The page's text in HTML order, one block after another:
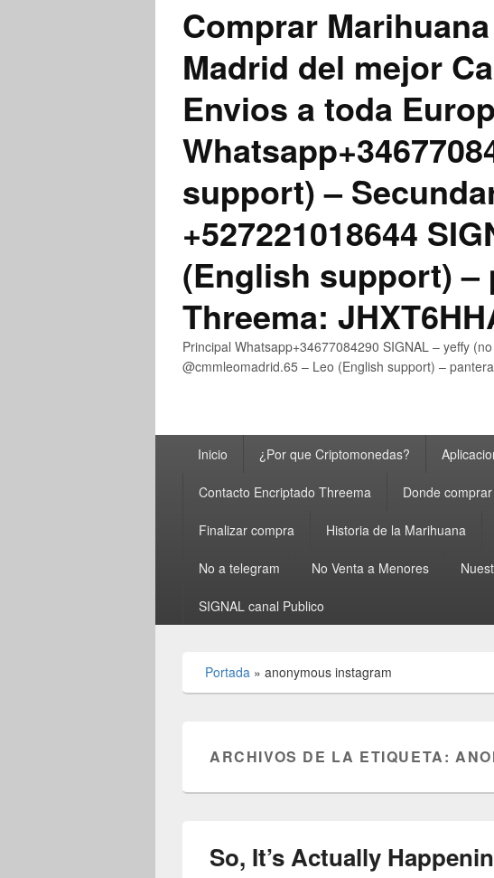
Comprar
Madrid del mejor
Envios a toda
support) –
+527221018644
(English support) –
Threema:
Principal Whatsapp+34677084290 SIGNAL – yeffy
@cmmleomadrid.65 – Leo (English support) –
principalInicio ¿Por que Criptomonedas?
Contacto Encriptado Threema Donde
Finalizar compra Historia de la Marihuana
No a telegram No Venta a Menores
SIGNAL canal Publico
Portada » anonymous instagram
ARCHIVOS DE LA ETIQUETA:
So, It’s Actually